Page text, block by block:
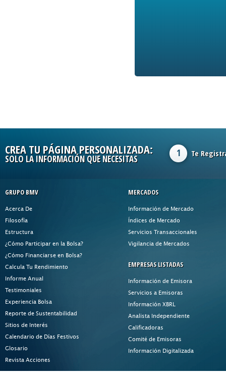
CREA TU PÁGINA PERSONALIZADA:
SOLO LA INFORMACIÓN QUE NECESITAS
1 Te
GRUPO BMV
Acerca De
Filosofía
Estructura
¿Cómo Participar en la Bolsa?
¿Cómo Financiarse en Bolsa?
Calcula Tu Rendimiento
Informe Anual
Testimoniales
Experiencia Bolsa
Reporte de Sustentabilidad
Sitios de Interés
Calendario de Días Festivos
Glosario
Revista Acciones
MERCADOS
Información de Mercado
Índices de Mercado
Servicios Transaccionales
Vigilancia de Mercados
EMPRESAS LISTADAS
Información de Emisora
Servicios a Emisoras
Información XBRL
Analista Independiente
Calificadoras
Comité de Emisoras
Información Digitalizada